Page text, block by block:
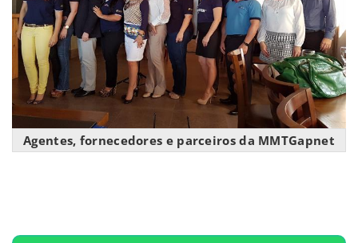
Agentes, fornecedores e parceiros da MMTGapnet